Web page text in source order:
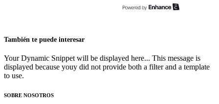
También te puede interesar
Your Dynamic Snippet will be displayed here... This message is
displayed because youy did not provide both a filter and a template
to use.
SOBRE NOSOTROS